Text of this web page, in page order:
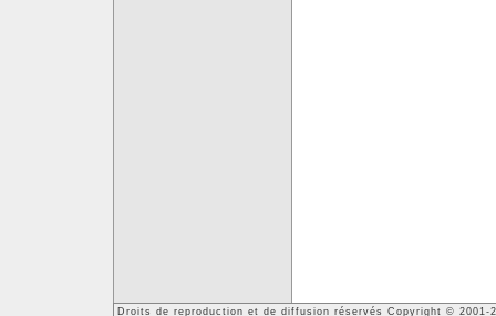
Droits de reproduction et de diffusion réservés Copyright © 2001-